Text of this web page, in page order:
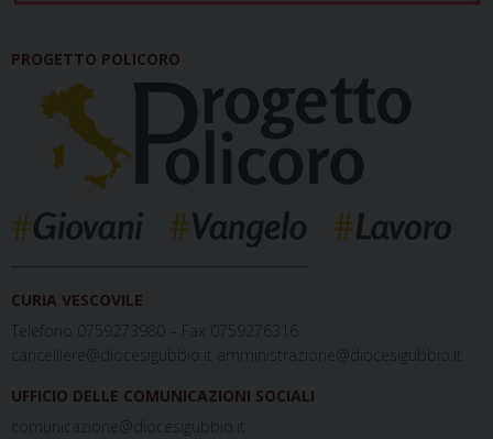
PROGETTO POLICORO
CURIA VESCOVILE
Telefono 0759273980 – Fax 0759276316
cancelliere@diocesigubbio.it amministrazione@diocesigubbio.it
UFFICIO DELLE COMUNICAZIONI SOCIALI
comunicazione@diocesigubbio.it